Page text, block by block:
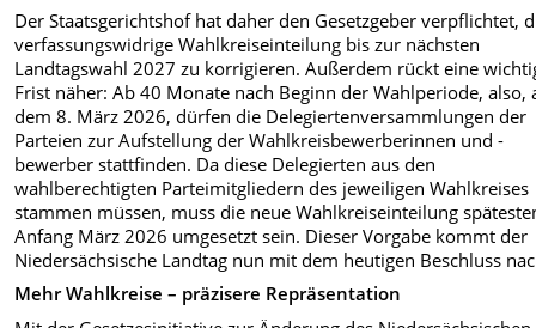
Der Staatsgerichtshof hat daher den Gesetzgeber verpflichtet,
verfassungswidrige Wahlkreiseinteilung bis zur nächsten
Landtagswahl 2027 zu korrigieren. Außerdem rückt eine
Frist näher: Ab 40 Monate nach Beginn der Wahlperiode, also,
dem 8. März 2026, dürfen die Delegiertenversammlungen der
Parteien zur Aufstellung der Wahlkreisbewerberinnen und -
bewerber stattfinden. Da diese Delegierten aus den
wahlberechtigten Parteimitgliedern des jeweiligen Wahlkreises
stammen müssen, muss die neue Wahlkreiseinteilung
Anfang März 2026 umgesetzt sein. Dieser Vorgabe kommt der
Niedersächsische Landtag nun mit dem heutigen Beschluss
Mehr Wahlkreise – präzisere Repräsentation